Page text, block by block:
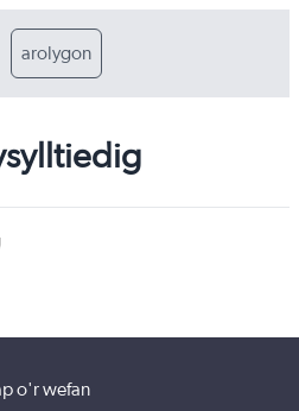
arolygon
o'r wefan